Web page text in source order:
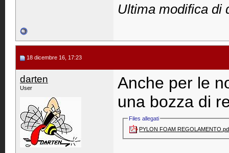
Ultima modifica di
18 dicembre 16, 17:23
darten
User
Anche per le
una bozza di
Files allegati
PYLON FOAM